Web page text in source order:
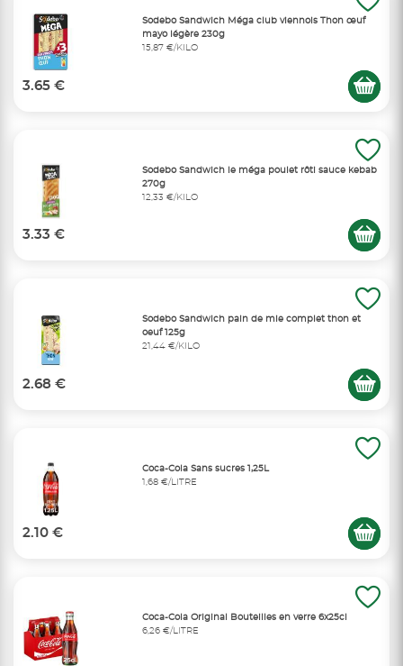
Sodebo Sandwich Méga club viennois Thon œuf
mayo légère 230g
15,87 €/KILO
3.65 €
Sodebo Sandwich le méga poulet rôti sauce kebab
270g
12,33 €/KILO
3.33 €
Sodebo Sandwich pain de mie complet thon et
oeuf 125g
21,44 €/KILO
2.68 €
Coca-Cola Sans sucres 1,25L
1,68 €/LITRE
2.10 €
Coca-Cola Original Bouteilles en verre 6x25cl
6,26 €/LITRE